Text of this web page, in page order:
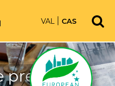
VAL CAS
prensa